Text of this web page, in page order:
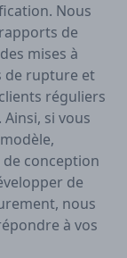
Nous
de
mises à
de rupture et
réguliers
si vous
conception
de
nous
à vos